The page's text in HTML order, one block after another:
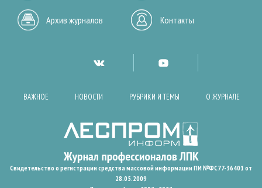
Архив журналов Контакты
ВАЖНОЕ НОВОСТИ РУБРИКИ И ТЕМЫ О ЖУРНАЛЕ
Свидетельство о регистрации средства массовой информации ПИ №ФС77-36401 от
28.05.2009